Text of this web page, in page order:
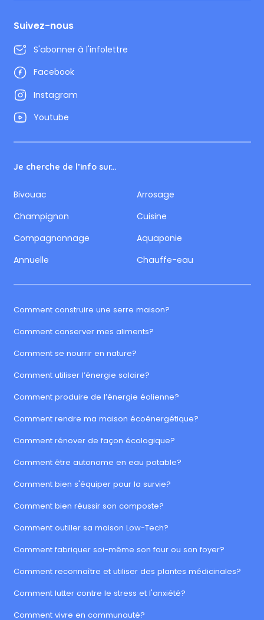
Comment construire une serre maison?
Comment conserver mes aliments?
Comment se nourrir en nature?
Comment utiliser l’énergie solaire?
Comment produire de l’énergie éolienne?
Comment rendre ma maison écoénergétique?
Comment rénover de façon écologique?
Comment être autonome en eau potable?
Comment bien s'équiper pour la survie?
Comment bien réussir son composte?
Comment outiller sa maison Low-Tech?
Comment fabriquer soi-même son four ou son foyer?
Comment reconnaître et utiliser des plantes médicinales?
Comment lutter contre le stress et l'anxiété?
Comment vivre en communauté?
Suivez-nous
S'abonner à l'infolettre
Facebook
Instagram
Youtube
Je cherche de l’info sur...
Bivouac
Arrosage
Champignon
Cuisine
Compagnonnage
Aquaponie
Annuelle
Chauffe-eau